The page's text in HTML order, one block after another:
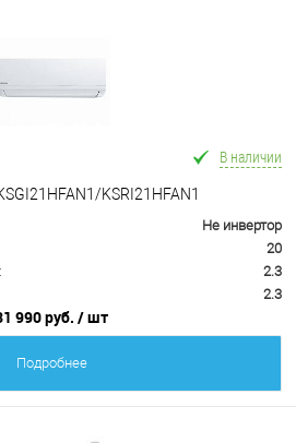
В наличии
KSRI21HFAN1
Не инвертор
20
2.3
2.3
990 руб. / шт
Подробнее